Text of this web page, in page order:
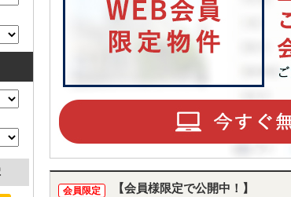
会員限定 【会員様限定で公開中！】